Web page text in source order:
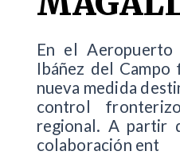
En el Aeropuerto
Ibáñez del Campo
nueva medida
control
regional. A partir
colaboración ent